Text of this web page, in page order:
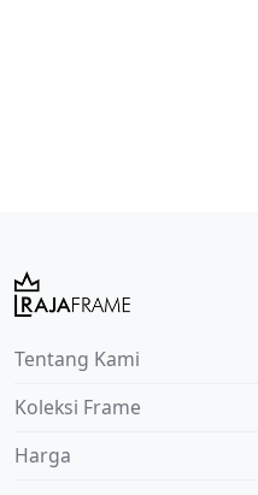
Tentang Kami
Koleksi Frame
Harga